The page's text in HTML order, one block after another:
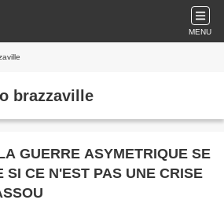
MENU
brazzaville
GUERRE ASYMETRIQUE SE
SI CE N'EST PAS UNE CRISE